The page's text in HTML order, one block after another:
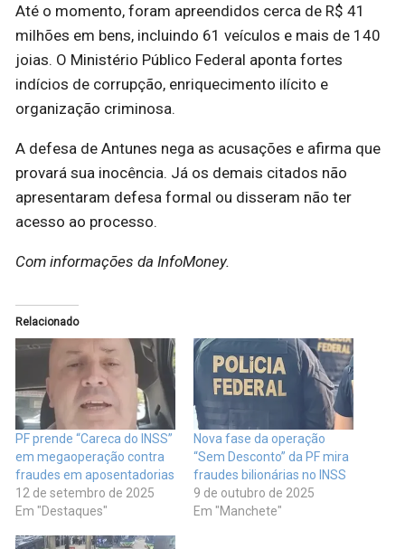
Até o momento, foram apreendidos cerca de R$ 41
milhões em bens, incluindo 61 veículos e mais de 140
joias. O Ministério Público Federal aponta fortes
indícios de corrupção, enriquecimento ilícito e
organização criminosa.
A defesa de Antunes nega as acusações e afirma que
provará sua inocência. Já os demais citados não
apresentaram defesa formal ou disseram não ter
acesso ao processo.
Com informações da InfoMoney.
Relacionado
PF prende “Careca do INSS”
em megaoperação contra
fraudes em aposentadorias
12 de setembro de 2025
Em "Destaques"
Nova fase da operação
“Sem Desconto” da PF mira
fraudes bilionárias no INSS
9 de outubro de 2025
Em "Manchete"